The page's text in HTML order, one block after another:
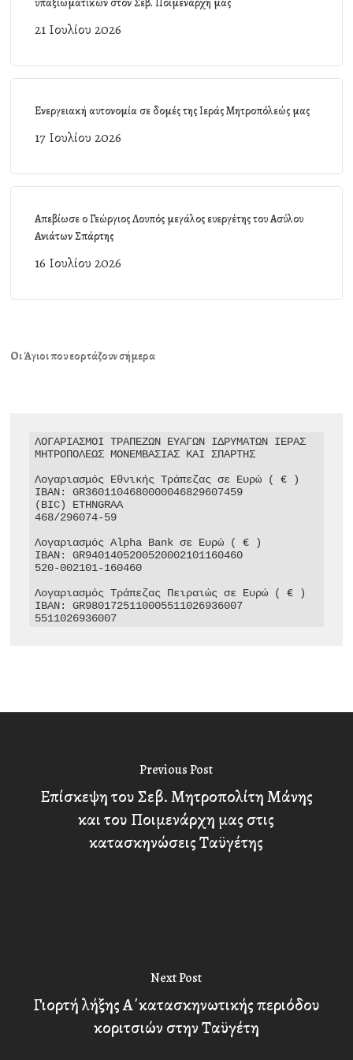
21 Ιουλίου 2026
Ενεργειακή αυτονομία σε δομές της Ιεράς Μητροπόλεώς μας
17 Ιουλίου 2026
Απεβίωσε ο Γεώργιος Λουπός μεγάλος ευεργέτης του Ασύλου
Ανιάτων Σπάρτης
16 Ιουλίου 2026
Οι Άγιοι που εορτάζουν σήμερα
ΛΟΓΑΡΙΑΣΜΟΙ ΤΡΑΠΕΖΩΝ ΕΥΑΓΩΝ ΙΔΡΥΜΑΤΩΝ ΙΕΡΑΣ
ΜΗΤΡΟΠΟΛΕΩΣ ΜΟΝΕΜΒΑΣΙΑΣ ΚΑΙ ΣΠΑΡΤΗΣ
Λογαριασμός Εθνικής Τράπεζας σε Ευρώ ( € )
IBAN: GR3601104680000046829607459
(BIC) ETHNGRAA
468/296074-59
Λογαριασμός Alpha Bank σε Ευρώ ( € )
IBAN: GR9401405200520002101160460
520-002101-160460
Λογαριασμός Τράπεζας Πειραιώς σε Ευρώ ( € )
IBAN: GR9801725110005511026936007
5511026936007
Previous Post
Επίσκεψη του Σεβ. Μητροπολίτη Μάνης
και του Ποιμενάρχη μας στις
κατασκηνώσεις Ταϋγέτης
Next Post
Γιορτή λήξης Α΄κατασκηνωτικής περιόδου
κοριτσιών στην Ταϋγέτη